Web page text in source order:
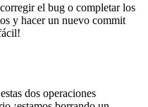
el bug o completar los
y hacer un nuevo commit
dos operaciones